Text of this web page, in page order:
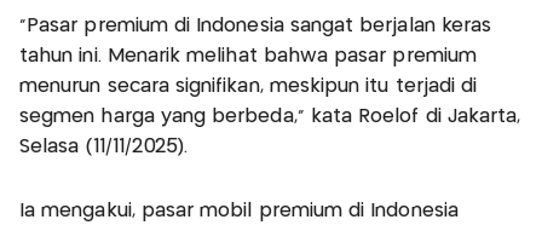
"Pasar premium di Indonesia sangat berjalan keras
tahun ini. Menarik melihat bahwa pasar premium
menurun secara signifikan, meskipun itu terjadi di
segmen harga yang berbeda," kata Roelof di Jakarta,
Selasa (11/11/2025).
Ia mengakui, pasar mobil premium di Indonesia